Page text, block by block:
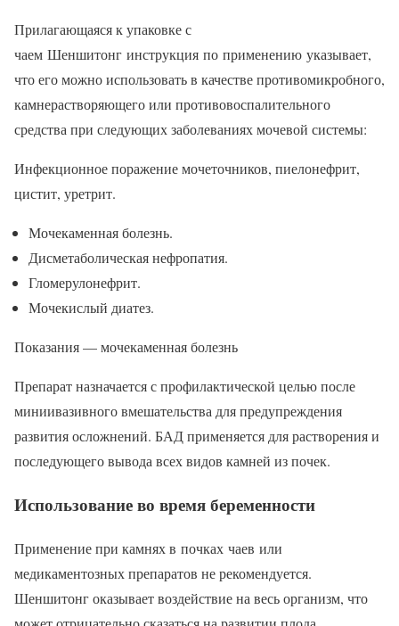
Прилагающаяся к упаковке с
чаем Шеншитонг инструкция по применению указывает,
что его можно использовать в качестве противомикробного,
камнерастворяющего или противовоспалительного
средства при следующих заболеваниях мочевой системы:
Инфекционное поражение мочеточников, пиелонефрит,
цистит, уретрит.
Мочекаменная болезнь.
Дисметаболическая нефропатия.
Гломерулонефрит.
Мочекислый диатез.
Показания — мочекаменная болезнь
Препарат назначается с профилактической целью после
миниивазивного вмешательства для предупреждения
развития осложнений. БАД применяется для растворения и
последующего вывода всех видов камней из почек.
Использование во время беременности
Применение при камнях в почках чаев или
медикаментозных препаратов не рекомендуется.
Шеншитонг оказывает воздействие на весь организм, что